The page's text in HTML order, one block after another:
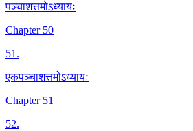
पञ्चाशत्तमोऽध्यायः
Chapter 50
51.
एकपञ्चाशत्तमोऽध्यायः
Chapter 51
52.